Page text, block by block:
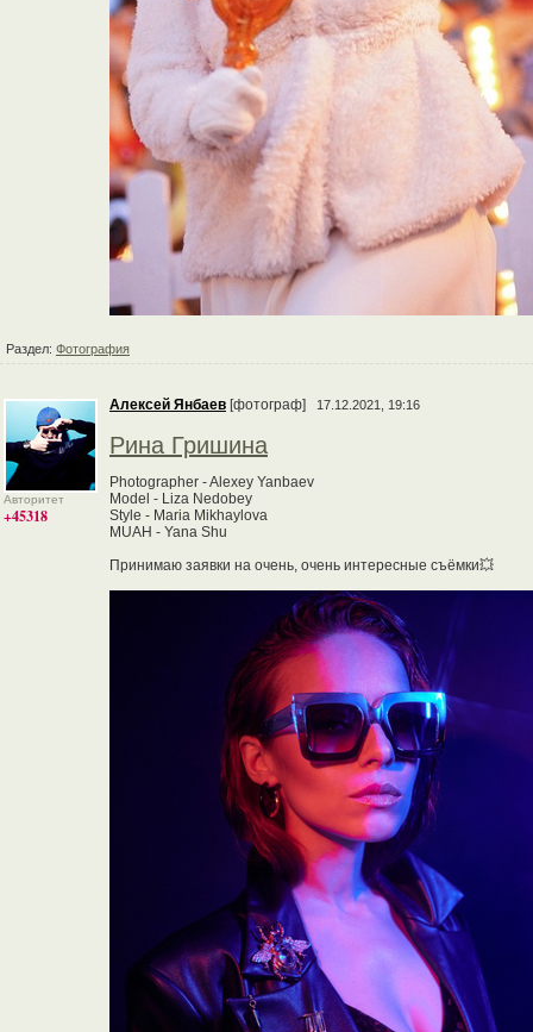
Раздел: Фотография
Авторитет
+45318
Алексей Янбаев [фотограф] 17.12.2021, 19:16
Рина Гришина
Photographer - Alexey Yanbaev
Model - Liza Nedobey
Style - Maria Mikhaylova
MUAH - Yana Shu
Принимаю заявки на очень, очень интересные съёмки💥